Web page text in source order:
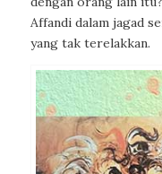
Affandi dalam jagad
yang tak terelakkan.